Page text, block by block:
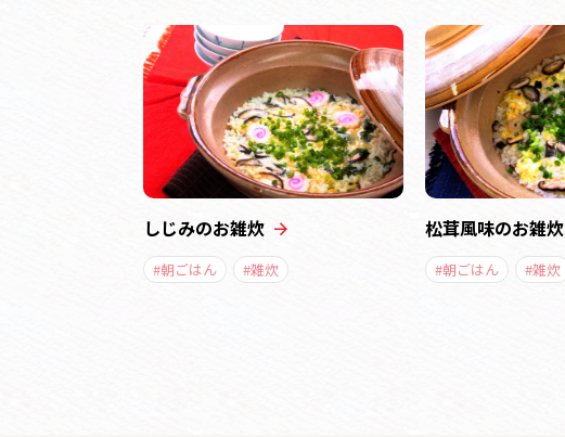
しじみのお雑炊
#朝ごはん #雑炊
松茸風味のお雑炊
#朝ごはん #雑炊